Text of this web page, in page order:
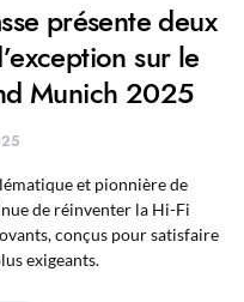
présente deux
sur le
Munich 2025
et pionnière de
de réinventer la Hi-Fi
conçus pour satisfaire
exigeants.